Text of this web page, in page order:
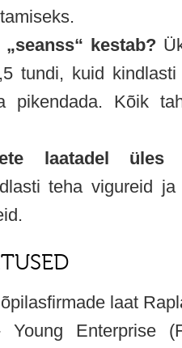
kestab?
tundi, kuid
pikendada. Kõik
laatadel üles
teha vigureid
laat
Enterprise